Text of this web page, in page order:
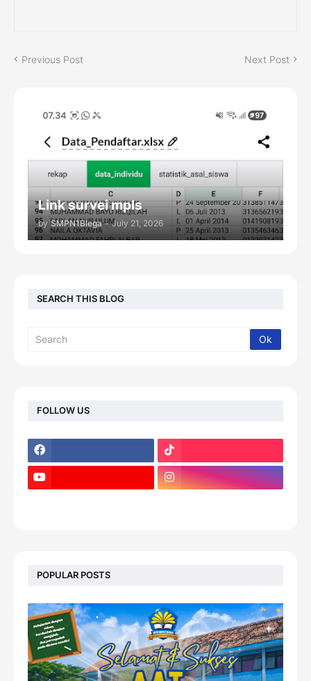
Previous Post Next Post
Link survei mpls
by SMPN1Blega - July 21, 2026
SEARCH THIS BLOG
FOLLOW US
POPULAR POSTS